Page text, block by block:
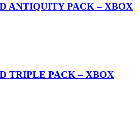
ANTIQUITY PACK – XBOX
TRIPLE PACK – XBOX